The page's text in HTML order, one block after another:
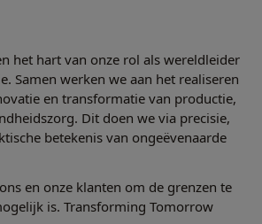
het hart van onze rol als wereldleider
Samen werken we aan het realiseren
en transformatie van productie,
Dit doen we via precisie,
betekenis van ongeëvenaarde
en onze klanten om de grenzen te
is. Transforming Tomorrow